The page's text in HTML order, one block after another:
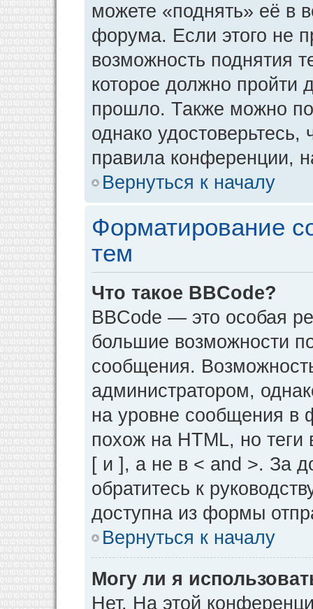
можете «поднять» её в
форума. Если этого не
возможность поднятия
которое должно пройти
прошло. Также можно
однако
правила конференции,
Вернуться к началу
Форматирование
тем
Что такое BBCode?
BBCode — это особая
большие возможности
сообщения.
администратором,
на уровне сообщения в
похож на HTML, но теги
[ и ], а не в < and >. За
обратитесь к
доступна из формы
Вернуться к началу
Могу ли я
Нет. На этой